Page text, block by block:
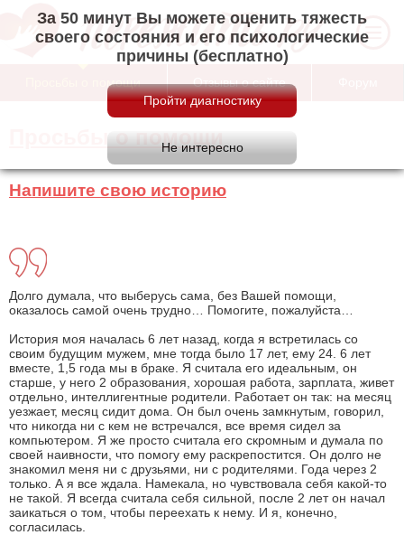
За 50 минут Вы можете оценить тяжесть
своего состояния и его психологические
причины (бесплатно)
Просьбы о помощи Отзывы о сайте
Просьбы о помощи
Напишите свою историю
Долго думала, что выберусь сама, без Вашей помощи,
оказалось самой очень трудно… Помогите, пожалуйста…
История моя началась 6 лет назад, когда я встретилась со
своим будущим мужем, мне тогда было 17 лет, ему 24. 6 лет
вместе, 1,5 года мы в браке. Я считала его идеальным, он
старше, у него 2 образования, хорошая работа, зарплата, живет
отдельно, интеллигентные родители. Работает он так: на месяц
уезжает, месяц сидит дома. Он был очень замкнутым, говорил,
что никогда ни с кем не встречался, все время сидел за
компьютером. Я же просто считала его скромным и думала по
своей наивности, что помогу ему раскрепостится. Он долго не
знакомил меня ни с друзьями, ни с родителями. Года через 2
только. А я все ждала. Намекала, но чувствовала себя какой-то
не такой. Я всегда считала себя сильной, после 2 лет он начал
заикаться о том, чтобы переехать к нему. И я, конечно,
согласилась.